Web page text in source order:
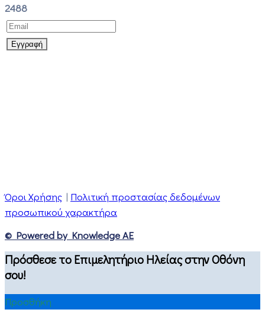
2488
Όροι Χρήσης | Πολιτική προστασίας δεδομένων
προσωπικού χαρακτήρα
© Powered by Knowledge AE
Πρόσθεσε το Επιμελητήριο Ηλείας στην Οθόνη
σου!
Προσθήκη